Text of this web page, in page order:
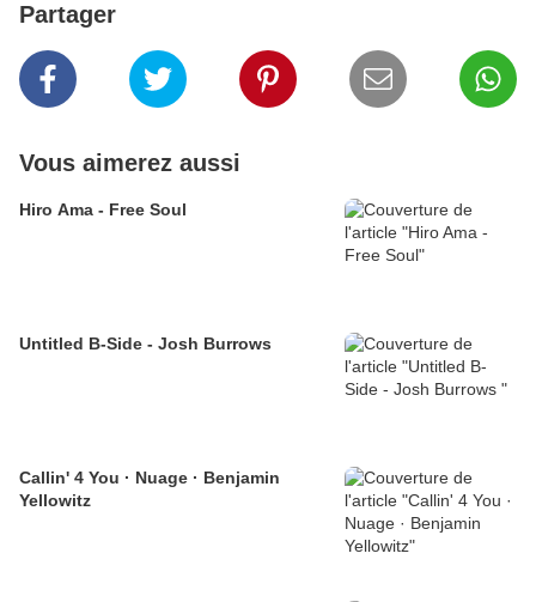
Partager
Vous aimerez aussi
Hiro Ama - Free Soul
Untitled B-Side - Josh Burrows
Callin' 4 You · Nuage · Benjamin
Yellowitz